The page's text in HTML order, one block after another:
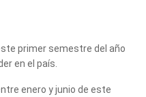
primer semestre del año
en el país.
enero y junio de este